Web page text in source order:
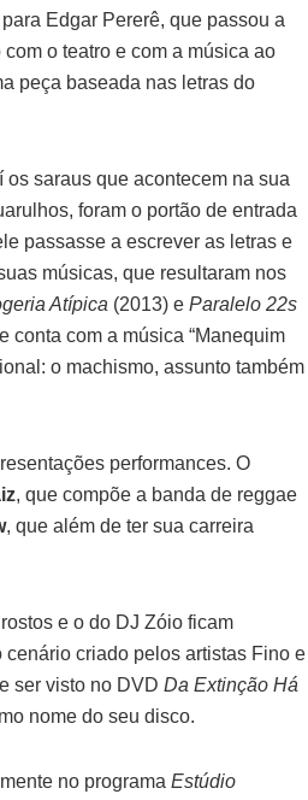
Edgar Pererê, que passou a
com o teatro e com a música ao
peça baseada nas letras do
os saraus que acontecem na sua
foram o portão de entrada
passasse a escrever as letras e
músicas, que resultaram nos
Atípica (2013) e Paralelo 22s
conta com a música “Manequim
o machismo, assunto também
performances. O
, que compõe a banda de reggae
, que além de ter sua carreira
e o do DJ Zóio ficam
criado pelos artistas Fino e
ser visto no DVD Da Extinção Há
nome do seu disco.
no programa Estúdio